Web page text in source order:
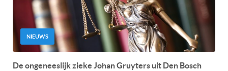
NIEUWS
De ongeneeslijk zieke Johan Gruyters uit Den Bosch